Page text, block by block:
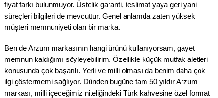
fiyat farkı bulunmuyor. Üstelik garanti, teslimat yaya geri yani
süreçleri bilgileri de mevcuttur. Genel anlamda zaten yüksek
müşteri memnuniyeti olan bir marka.
Ben de Arzum markasının hangi ürünü kullanıyorsam, gayet
memnun kaldığımı söyleyebilirim. Özellikle küçük mutfak aletleri
konusunda çok başarılı. Yerli ve milli olması da benim daha çok
ilgi göstermemi sağlıyor. Dünden bugüne tam 50 yıldır Arzum
markası, milli içeceğimiz niteliğindeki Türk kahvesine özel format